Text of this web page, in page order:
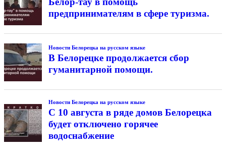
предпринимателям в сфере туризма.
Новости Белорецка на русском языке
В Белорецке продолжается сбор
гуманитарной помощи.
Новости Белорецка на русском языке
С 10 августа в ряде домов Белорецка
будет отключено горячее
водоснабжение